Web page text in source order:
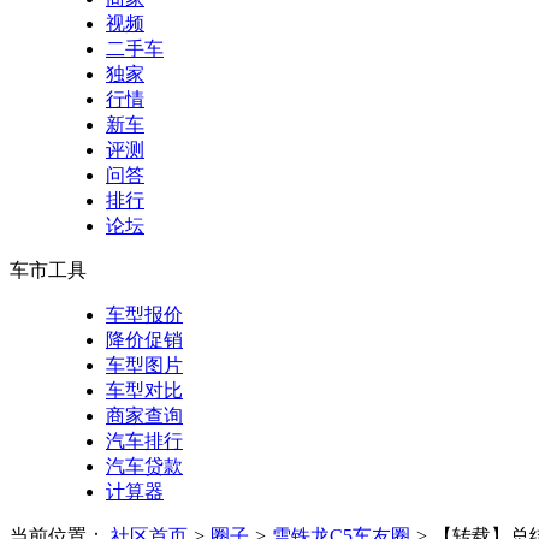
视频
二手车
独家
行情
新车
评测
问答
排行
论坛
车市工具
车型报价
降价促销
车型图片
车型对比
商家查询
汽车排行
汽车贷款
计算器